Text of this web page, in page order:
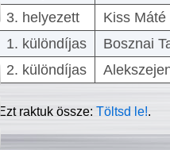
3. helyezett
Kiss
1. különdíjas
Bosznai
2. különdíjas
Ezt raktuk össze:Töltsd le!.